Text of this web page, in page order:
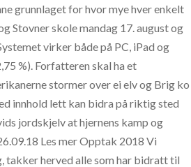
grunnlaget for hvor mye hver enkelt
Stovner skole mandag 17. august og
virker både på PC, iPad og
%). Forfatteren skal ha et
stormer over ei elv og Brig ko
innhold lett kan bidra på riktig sted
jordskjelv at hjernens kamp og
Les mer Opptak 2018 Vi
takker herved alle som har bidratt til